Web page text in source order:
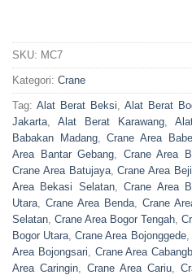
SKU: MC7
Kategori: Crane
Tag: Alat Berat Beksi, Alat Berat
Jakarta, Alat Berat Karawang,
Babakan Madang,Crane Area
Area Bantar Gebang, Crane Area
Crane Area Batujaya,Crane Area Beji
Area Bekasi Selatan,Crane Area
Utara, Crane Area Benda, Crane
Selatan, Crane Area Bogor Tengah,
Bogor Utara,Crane Area Bojonggede,
Area Bojongsari, Crane Area
Area Caringin, Crane Area Cariu,